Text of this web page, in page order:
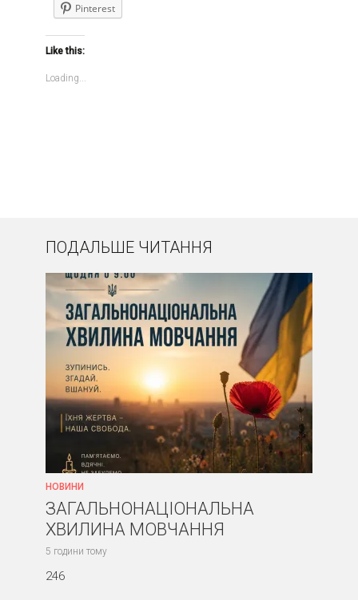
Pinterest
Like this:
Loading...
ПОДАЛЬШЕ ЧИТАННЯ
НОВИНИ
ЗАГАЛЬНОНАЦІОНАЛЬНА
ХВИЛИНА МОВЧАННЯ
5 години тому
246